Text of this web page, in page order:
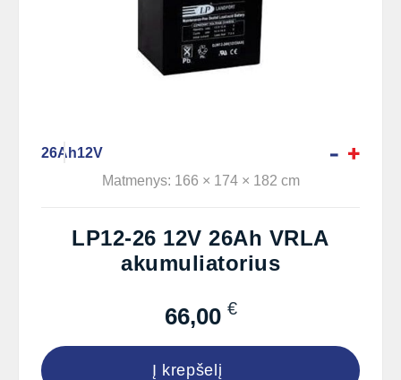
26Ah12V
Matmenys: 166 × 174 × 182 cm
LP12-26 12V 26Ah VRLA
akumuliatorius
66,00 €
Į krepšelį